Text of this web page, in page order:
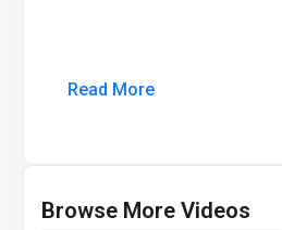
Read More
Browse More Videos